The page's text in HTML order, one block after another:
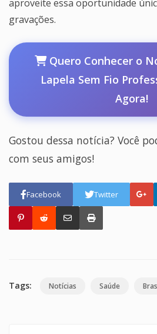
aproveite essa oportunidade
gravações.
Quero Conhecer o
Lapela Sem Fio
Agora!
Gostou dessa notícia? Você
com seus amigos!
Facebook Twitter
Tags: Notícias Saúde